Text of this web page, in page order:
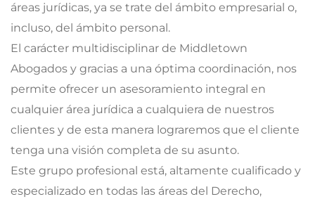
áreas jurídicas, ya se trate del ámbito empresarial o,
incluso, del ámbito personal.
El carácter multidisciplinar de Middletown
Abogados y gracias a una óptima coordinación, nos
permite ofrecer un asesoramiento integral en
cualquier área jurídica a cualquiera de nuestros
clientes y de esta manera lograremos que el cliente
tenga una visión completa de su asunto.
Este grupo profesional está, altamente cualificado y
especializado en todas las áreas del Derecho,